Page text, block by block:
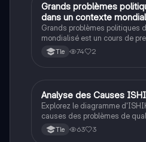
Autres
Grands problèmes
dans un contexte
Généralee
Grands problèmes politiques
mondialisé est un cours de
politique offrant une
principaux défis politiques
Tle 74 2
Filières pro
Analyse des Causes
Explorez le diagramme
causes des problèmes de
travail. Ce résumé aborde les
la main-d'œuvre, le matériel,
Tle 63 3